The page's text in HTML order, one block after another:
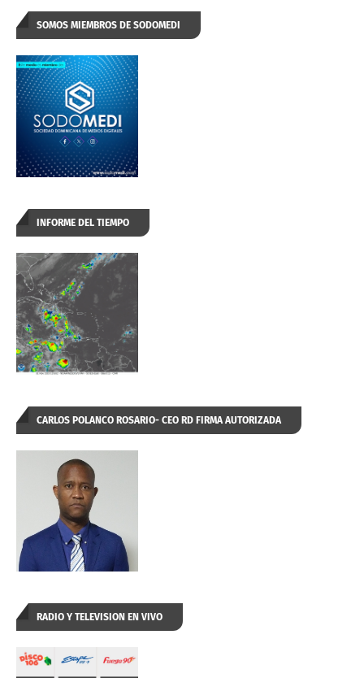
SOMOS MIEMBROS DE SODOMEDI
INFORME DEL TIEMPO
CARLOS POLANCO ROSARIO- CEO RD FIRMA AUTORIZADA
RADIO Y TELEVISION EN VIVO